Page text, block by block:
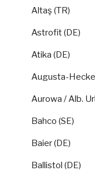
Altaş (TR)
Astrofit (DE)
Atika (DE)
Augusta-
Aurowa / Alb.
Bahco (SE)
Baier (DE)
Ballistol (DE)